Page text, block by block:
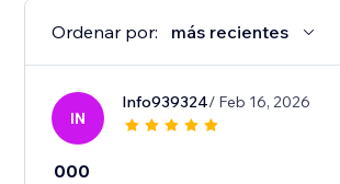
Ordenar por: más recientes
IN
Info939324/ Feb 16, 2026
000